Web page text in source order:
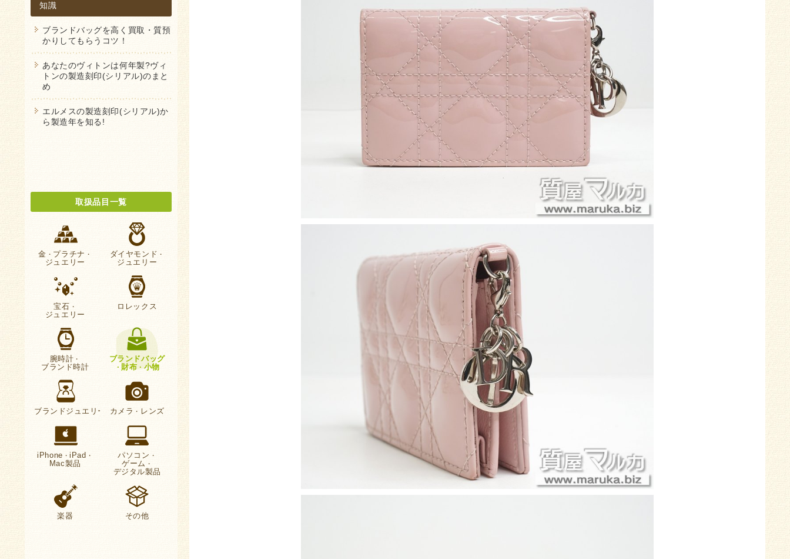
知識
ブランドバッグを高く買取・質預
かりしてもらうコツ！
あなたのヴィトンは何年製?ヴィ
トンの製造刻印(シリアル)のまと
め
エルメスの製造刻印(シリアル)か
ら製造年を知る!
取扱品目一覧
金 ・ プラチナ ・
ジュエリー
ダイヤモンド ・
ジュエリー
宝石 ・
ジュエリー
ロレックス
腕時計 ・
ブランド時計
ブランドバッグ
・ 財布 ・小物
ブランドジュエリー カメラ ・ レンズ
iPhone ・iPad ・
Mac製品
パソコン ・
ゲーム ・
デジタル製品
楽器 その他